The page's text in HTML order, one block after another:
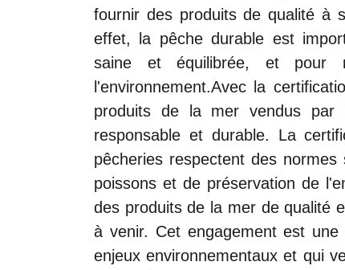
fournir des produits de qualité à
effet, la pêche durable est
saine et équilibrée, et pour
l'environnement.Avec la
produits de la mer vendus par
responsable et durable. La
pêcheries respectent des
poissons et de préservation de
des produits de la mer de qualité
à venir. Cet engagement est
enjeux environnementaux et qui